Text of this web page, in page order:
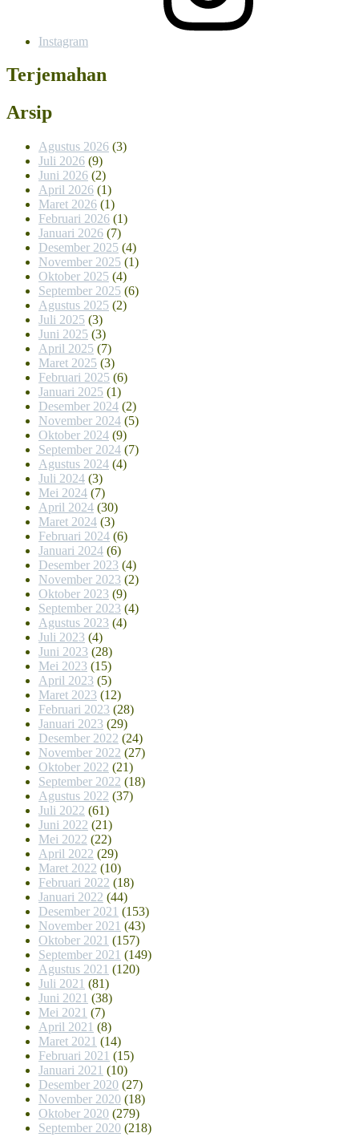
Instagram
Terjemahan
Arsip
Agustus 2026 (3)
Juli 2026 (9)
Juni 2026 (2)
April 2026 (1)
Maret 2026 (1)
Februari 2026 (1)
Januari 2026 (7)
Desember 2025 (4)
November 2025 (1)
Oktober 2025 (4)
September 2025 (6)
Agustus 2025 (2)
Juli 2025 (3)
Juni 2025 (3)
April 2025 (7)
Maret 2025 (3)
Februari 2025 (6)
Januari 2025 (1)
Desember 2024 (2)
November 2024 (5)
Oktober 2024 (9)
September 2024 (7)
Agustus 2024 (4)
Juli 2024 (3)
Mei 2024 (7)
April 2024 (30)
Maret 2024 (3)
Februari 2024 (6)
Januari 2024 (6)
Desember 2023 (4)
November 2023 (2)
Oktober 2023 (9)
September 2023 (4)
Agustus 2023 (4)
Juli 2023 (4)
Juni 2023 (28)
Mei 2023 (15)
April 2023 (5)
Maret 2023 (12)
Februari 2023 (28)
Januari 2023 (29)
Desember 2022 (24)
November 2022 (27)
Oktober 2022 (21)
September 2022 (18)
Agustus 2022 (37)
Juli 2022 (61)
Juni 2022 (21)
Mei 2022 (22)
April 2022 (29)
Maret 2022 (10)
Februari 2022 (18)
Januari 2022 (44)
Desember 2021 (153)
November 2021 (43)
Oktober 2021 (157)
September 2021 (149)
Agustus 2021 (120)
Juli 2021 (81)
Juni 2021 (38)
Mei 2021 (7)
April 2021 (8)
Maret 2021 (14)
Februari 2021 (15)
Januari 2021 (10)
Desember 2020 (27)
November 2020 (18)
Oktober 2020 (279)
September 2020 (218)